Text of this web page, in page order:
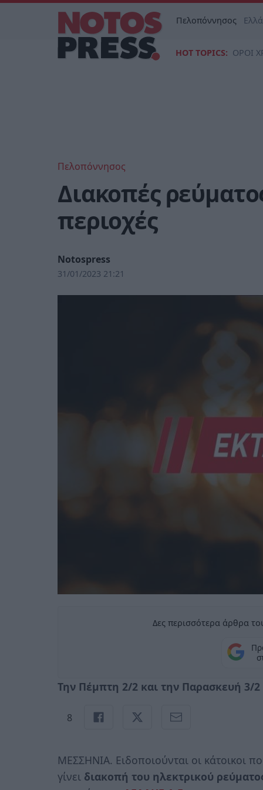
Πελοπόννησος
HOT TOPICS: ΟΡΟΙ
Πελοπόννησος
Διακοπές
περιοχές
Notospress
31/01/2023 21:21
Δες περισσότερα άρθρα
Την Πέμπτη 2/2 και την Παρασκευή 3/2
8
ΜΕΣΣΗΝΙΑ. Ειδοποιούνται οι κάτοικοι
γίνει διακοπή του ηλεκτρικού